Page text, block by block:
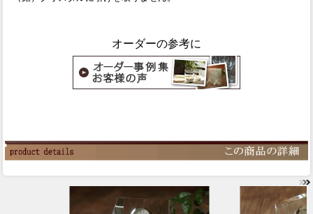
オーダーの参考に